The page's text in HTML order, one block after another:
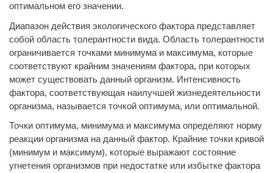
оптимальном его значении.
Диапазон действия экологического фактора представляет
собой область толерантности вида. Область толерантности
ограничивается точками минимума и максимума, которые
соответствуют крайним значениям фактора, при которых
может существовать данный организм. Интенсивность
фактора, соответствующая наилучшей жизнедеятельности
организма, называется точкой оптимума, или оптимальной.
Точки оптимума, минимума и максимума определяют норму
реакции организма на данный фактор. Крайние точки кривой
(минимум и максимум), которые выражают состояние
угнетения организмов при недостатке или избытке фактора